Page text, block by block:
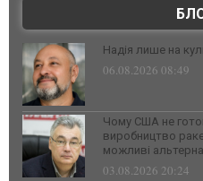
Надія лише на
06.08.2026 08:49
Чому США не
виробництво
можливі
03.08.2026 20:24